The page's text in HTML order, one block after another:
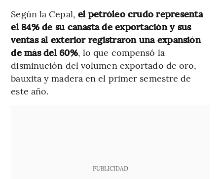
Según la Cepal, el petróleo crudo representa
el 84% de su canasta de exportación y sus
ventas al exterior registraron una expansión
de más del 60%, lo que compensó la
disminución del volumen exportado de oro,
bauxita y madera en el primer semestre de
este año.
PUBLICIDAD